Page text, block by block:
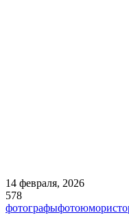
14 февраля, 2026
578
фотографыфотоюмор